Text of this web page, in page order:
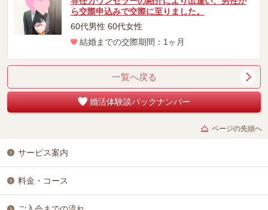
ら交際申込みで交際に至りました。
60代男性 60代女性
結婚までの交際期間：1ヶ月
一覧へ戻る
婚活体験談バックナンバー
ページの先頭へ
サービス案内
料金・コース